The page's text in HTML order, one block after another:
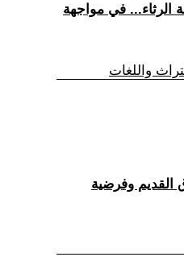
الرثاء... في مواجهة
واللغات
القديم وفرضية